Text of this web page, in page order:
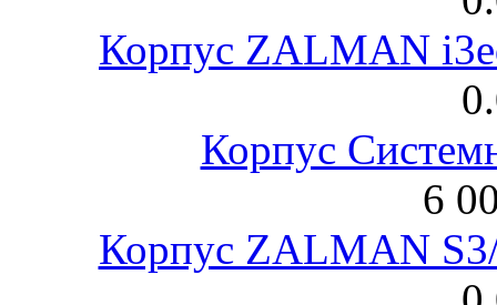
Корпус ZALMAN
Корпус
6
Корпус ZALMAN